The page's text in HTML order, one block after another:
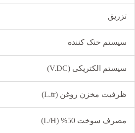
تزریق
سیستم خنک کننده
سیستم الکتریکی (V.DC)
ظرفیت مخزن روغن (L.tr)
مصرف سوخت 50% (L/H)